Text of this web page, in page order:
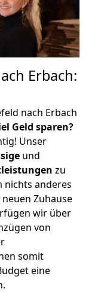
Erbach:
nach Erbach
Geld sparen?
Unser
und
zu
nichts anderes
Zuhause
wir über
von
somit
eine